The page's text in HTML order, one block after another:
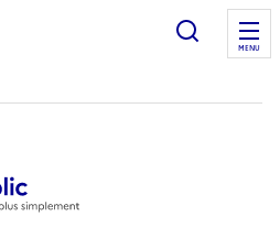
Ouvrir
MENU